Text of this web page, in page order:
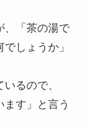
、「茶の湯で
しょうか」
るので、
ます」と言う